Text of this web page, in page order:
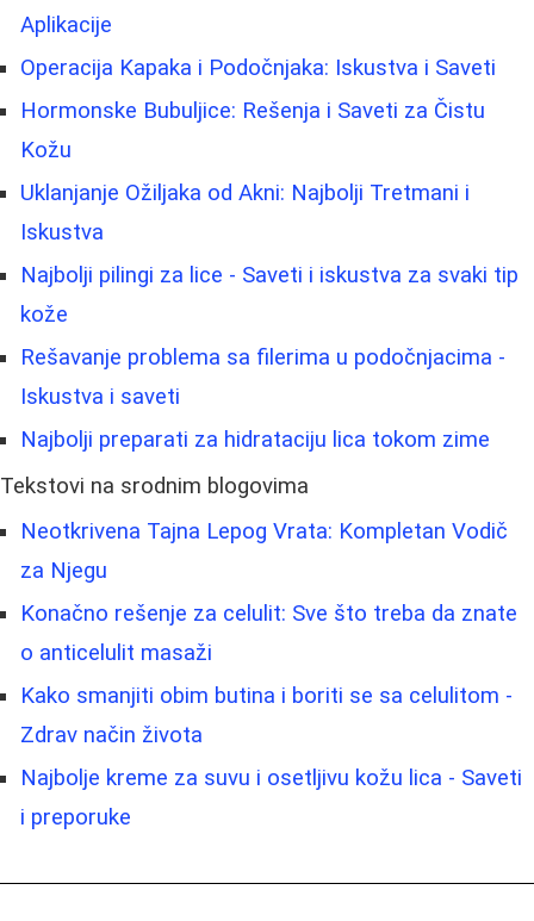
Aplikacije
Operacija Kapaka i Podočnjaka: Iskustva i Saveti
Hormonske Bubuljice: Rešenja i Saveti za Čistu
Kožu
Uklanjanje Ožiljaka od Akni: Najbolji Tretmani i
Iskustva
Najbolji pilingi za lice - Saveti i iskustva za svaki tip
kože
Rešavanje problema sa filerima u podočnjacima -
Iskustva i saveti
Najbolji preparati za hidrataciju lica tokom zime
Tekstovi na srodnim blogovima
Neotkrivena Tajna Lepog Vrata: Kompletan Vodič
za Njegu
Konačno rešenje za celulit: Sve što treba da znate
o anticelulit masaži
Kako smanjiti obim butina i boriti se sa celulitom -
Zdrav način života
Najbolje kreme za suvu i osetljivu kožu lica - Saveti
i preporuke